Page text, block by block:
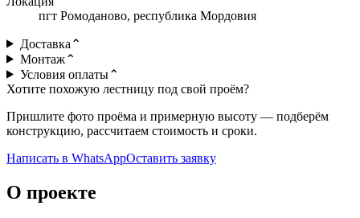
пгт Ромоданово, республика Мордовия
Доставка ⌃
Монтаж⌃
Условия оплаты⌃
Хотите похожую лестницу под свой проём?
Пришлите фото проёма и примерную высоту — подберём
конструкцию, рассчитаем стоимость и сроки.
Написать в WhatsAppОставить заявку
О проекте